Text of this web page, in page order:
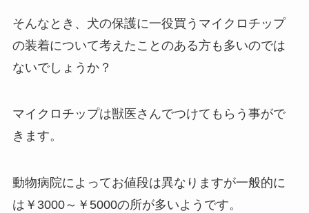
そんなとき、犬の保護に一役買うマイクロチップ
の装着について考えたことのある方も多いのでは
ないでしょうか？
マイクロチップは獣医さんでつけてもらう事がで
きます。
動物病院によってお値段は異なりますが一般的に
は￥3000～￥5000の所が多いようです。